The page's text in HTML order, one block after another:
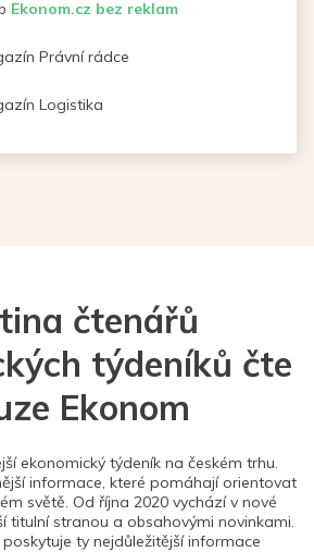
Ekonom.cz bez reklam
Právní rádce
Logistika
čtenářů
týdeníků čte
Ekonom
ekonomický týdeník na českém trhu.
informace, které pomáhají orientovat
světě. Od října 2020 vychází v nové
titulní stranou a obsahovými novinkami.
poskytuje ty nejdůležitější informace